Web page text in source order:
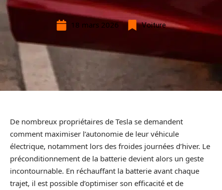
18 mars 2026 Voiture
De nombreux propriétaires de Tesla se demandent
comment maximiser l’autonomie de leur véhicule
électrique, notamment lors des froides journées d’hiver. Le
préconditionnement de la batterie devient alors un geste
incontournable. En réchauffant la batterie avant chaque
trajet, il est possible d’optimiser son efficacité et de